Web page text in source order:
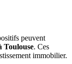
peuvent
Toulouse. Ces
immobilier.